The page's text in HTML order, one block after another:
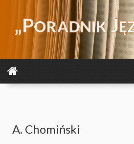
A. Chomiński